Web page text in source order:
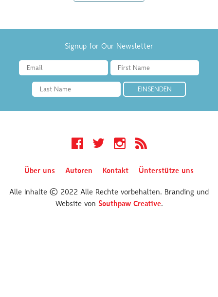
Signup for Our Newsletter
Facebook Twitter Instagram RSS
Über uns Autoren Kontakt Ünterstütze uns
Alle Inhalte © 2022 Alle Rechte vorbehalten. Branding und
Website von Southpaw Creative.